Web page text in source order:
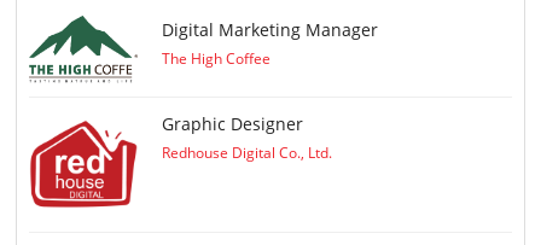
Digital Marketing Manager
The High Coffee
Graphic Designer
Redhouse Digital Co., Ltd.